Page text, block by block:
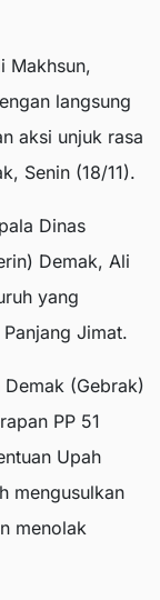
Makhsun,
langsung
aksi unjuk rasa
Senin (18/11).
Dinas
Demak, Ali
yang
Jimat.
(Gebrak)
PP 51
Upah
mengusulkan
menolak